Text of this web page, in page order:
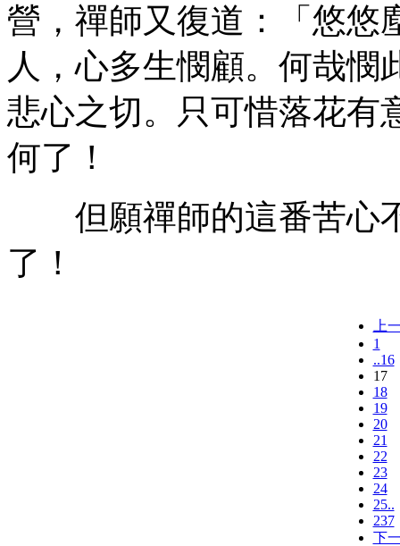
營，禪師又復道：「悠悠
人，心多生憫顧。何哉憫
悲心之切。只可惜落花有
何了！
但願禪師的這番苦心
了！
上
1
..16
17
18
19
20
21
22
23
24
25..
237
下